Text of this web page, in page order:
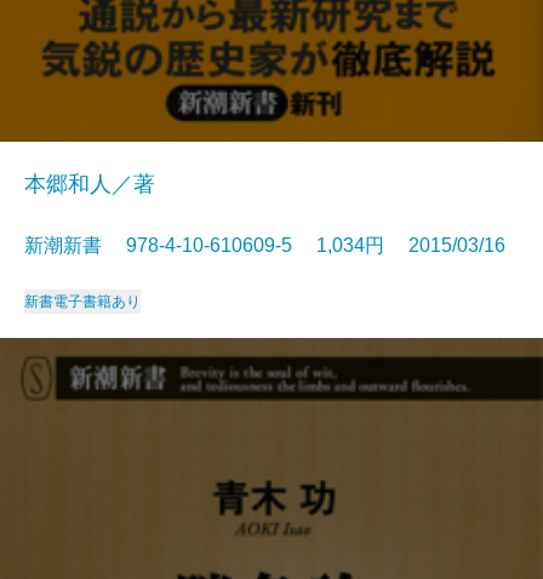
本郷和人／著
新潮新書 978-4-10-610609-5 1,034円 2015/03/16
新書電子書籍あり